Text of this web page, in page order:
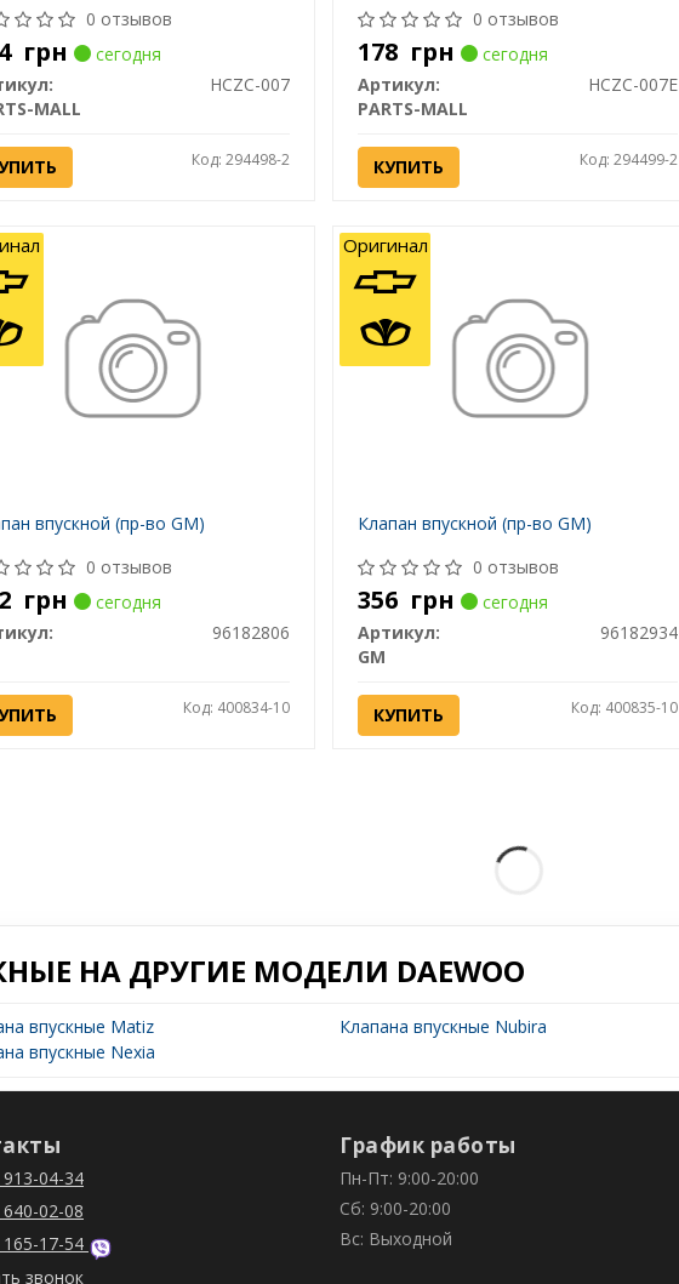
0 отзывов
грн
сегодня
HCZC-007
MALL
Код: 294498-2
0 отзывов
178 грн
сегодня
Артикул:
HCZC-007E
PARTS-MALL
КУПИТЬ Код: 294499-2
впускной (пр-во GM)
0 отзывов
грн
сегодня
96182806
Код: 400834-10
Клапан впускной (пр-во GM)
0 отзывов
356 грн
сегодня
Артикул:
96182934
GM
КУПИТЬ Код: 400835-10
Оригинал
НА ДРУГИЕ МОДЕЛИ DAEWOO
впускные Matiz
впускные Nexia
Клапана впускные Nubira
913-04-34
640-02-08
165-17-54
звонок
График работы
Пн-Пт: 9:00-20:00
Сб: 9:00-20:00
Вс: Выходной